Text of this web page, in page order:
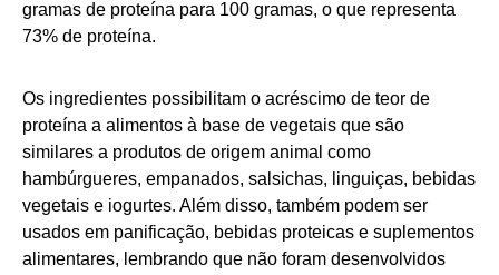
gramas de proteína para 100 gramas, o que representa
73% de proteína.
Os ingredientes possibilitam o acréscimo de teor de
proteína a alimentos à base de vegetais que são
similares a produtos de origem animal como
hambúrgueres, empanados, salsichas, linguiças, bebidas
vegetais e iogurtes. Além disso, também podem ser
usados em panificação, bebidas proteicas e suplementos
alimentares, lembrando que não foram desenvolvidos